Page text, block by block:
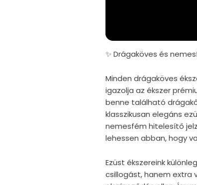
✨ Drágaköves és
Minden drágaköves
igazolja az ékszer
benne található
klasszikusan elegáns
nemesfém hitelesítő
lehessen abban, hogy
Ezüst ékszereink
csillogást, hanem extra